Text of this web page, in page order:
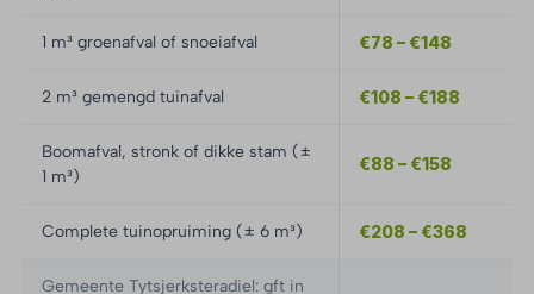
1 m³ groenafval of snoeiafval €78 – €148
2 m³ gemengd tuinafval €108 – €188
Boomafval, stronk of dikke stam (±
1 m³)
€88 – €158
Complete tuinopruiming (± 6 m³) €208 – €368
Gemeente Tytsjerksteradiel: gft in